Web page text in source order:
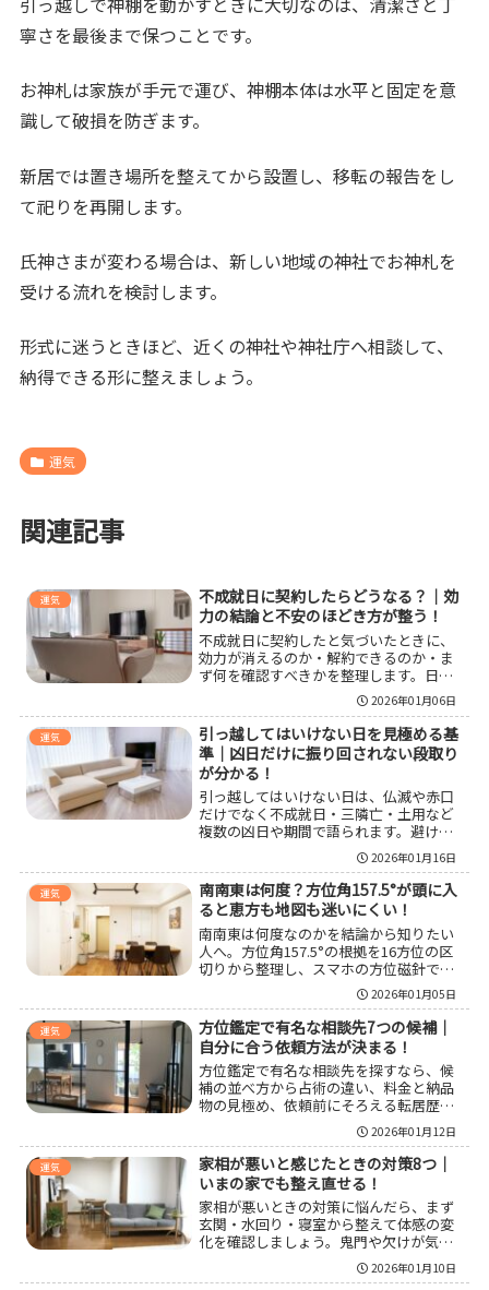
寧さを最後まで保つことです。
お神札は家族が手元で運び、神棚本体は水平と固定を意
識して破損を防ぎます。
新居では置き場所を整えてから設置し、移転の報告をし
て祀りを再開します。
氏神さまが変わる場合は、新しい地域の神社でお神札を
受ける流れを検討します。
形式に迷うときほど、近くの神社や神社庁へ相談して、
納得できる形に整えましょう。
運気
関連記事
運気
不成就日に契約したらどうなる？｜効
力の結論と不安のほどき方が整う！
不成就日に契約したと気づいたときに、
効力が消えるのか・解約できるのか・ま
ず何を確認すべきかを整理します。日取
りではなく合意や制度で判断する考え
方、クーリング・オフの要点、記録の残
し方や次の契約で後悔を減らす段取りま
でまとめました。
2026年01月06日
運気
引っ越してはいけない日を見極める基
準｜凶日だけに振り回されない段取り
が分かる！
引っ越してはいけない日は、仏滅や赤口
だけでなく不成就日・三隣亡・土用など
複数の凶日や期間で語られます。避ける
優先度の付け方、凶日が重なる日の扱
い、土用の考え方、繁忙期や役所手続き
など現実の地雷も踏まえて、家族の納得
と実務を両立する決め方を整理します。
2026年01月16日
運気
南南東は何度？方位角157.5°が頭に入
ると恵方も地図も迷いにくい！
南南東は何度なのかを結論から知りたい
人へ。方位角157.5°の根拠を16方位の区
切りから整理し、スマホの方位磁針での
合わせ方、屋内でズレる原因、真北と磁
北の差まで実用目線でまとめます。恵方
の「南南東やや南寄り」が出てくる理由
や165°付近との違いも押さえ、迷わず向
きを決められるようにします。
2026年01月05日
運気
方位鑑定で有名な相談先7つの候補｜
自分に合う依頼方法が決まる！
方位鑑定で有名な相談先を探すなら、候
補の並べ方から占術の違い、料金と納品
物の見極め、依頼前にそろえる転居歴や
旅行歴までを整えるのが近道です。引っ
越しや旅行の目的を一つに絞り、説明が
筋道立つ相手を選べば、迷いは減って行
動が決まります。
2026年01月12日
運気
家相が悪いと感じたときの対策8つ｜
いまの家でも整え直せる！
家相が悪いときの対策に悩んだら、まず
玄関・水回り・寝室から整えて体感の変
化を確認しましょう。鬼門や欠けが気に
なる場合も、清潔・明るさ・換気に絞れ
ば現実的に続けられます。間取り変更が
2026年01月10日